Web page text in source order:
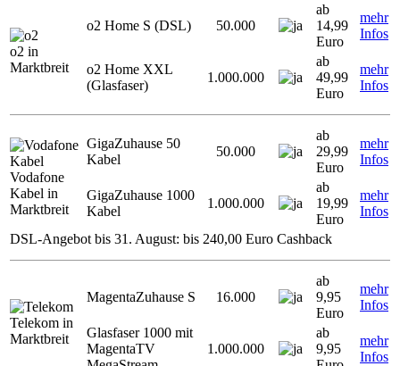
o2 in
Marktbreit
o2 Home S (DSL) 50.000
ab
14,99
Euro
mehr
Infos
o2 Home XXL
(Glasfaser)
1.000.000
ab
49,99
Euro
mehr
Infos
Vodafone
Kabel in
Marktbreit
GigaZuhause 50
Kabel
50.000
ab
29,99
Euro
mehr
Infos
GigaZuhause 1000
Kabel
1.000.000
ab
19,99
Euro
mehr
Infos
DSL-Angebot bis 31. August: bis 240,00 Euro Cashback
Telekom in
Marktbreit
MagentaZuhause S 16.000
ab
9,95
Euro
mehr
Infos
Glasfaser 1000 mit
MagentaTV
1.000.000
ab
9,95
mehr
Infos